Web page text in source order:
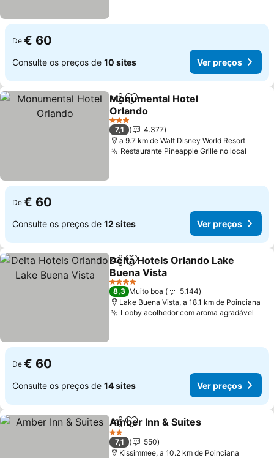
De € 60
Consulte os preços de 10 sites Ver preços
PartilharAdicionar aos favoritos
Monumental Hotel
Orlando
Ver preços
3 Estrelas
7,1
4.377
a 9.7 km de Walt Disney World Resort
Restaurante Pineapple Grille no local
De € 60
Consulte os preços de 12 sites Ver preços
PartilharAdicionar aos favoritos
Delta Hotels Orlando Lake
Buena Vista
Ver preços
4 Estrelas
8,3 Muito boa
5.144
Lake Buena Vista, a 18.1 km de Poinciana
Lobby acolhedor com aroma agradável
De € 60
Consulte os preços de 14 sites Ver preços
PartilharAdicionar aos favoritos
Amber Inn & Suites
2 Estrelas
7,1
550
Kissimmee, a 10.2 km de Poinciana